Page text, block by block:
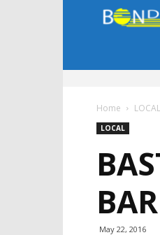
Home LOCAL
LOCAL
May 22, 2016